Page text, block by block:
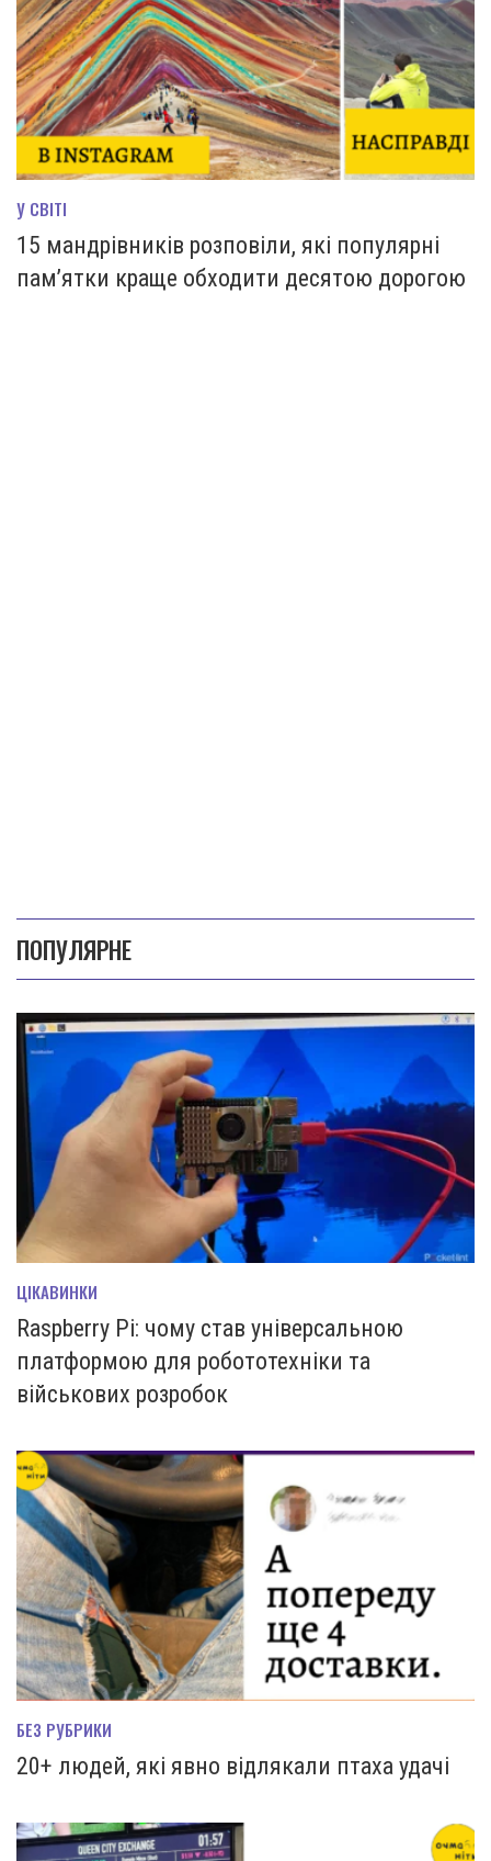
У СВІТІ
15 мандрівників розповіли, які популярні
пам’ятки краще обходити десятою дорогою
ПОПУЛЯРНЕ
ЦІКАВИНКИ
Raspberry Pi: чому став універсальною
платформою для робототехніки та
військових розробок
БЕЗ РУБРИКИ
20+ людей, які явно відлякали птаха удачі